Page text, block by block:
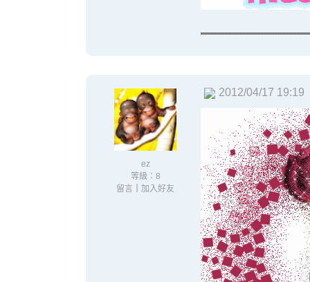
ez
等級：8
留言
加入好友
2012/04/17 19:19